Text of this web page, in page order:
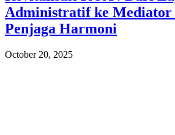
Administratif ke Mediator
Penjaga Harmoni
October 20, 2025